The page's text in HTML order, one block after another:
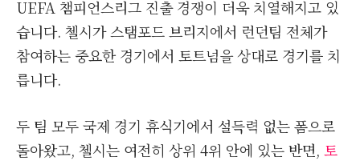
UEFA 챔피언스리그 진출 경쟁이 더욱 치열해지고 있
습니다. 첼시가 스탬포드 브리지에서 런던팀 전체가
참여하는 중요한 경기에서 토트넘을 상대로 경기를 치
릅니다.
두 팀 모두 국제 경기 휴식기에서 설득력 없는 폼으로
돌아왔고, 첼시는 여전히 상위 4위 안에 있는 반면, 토